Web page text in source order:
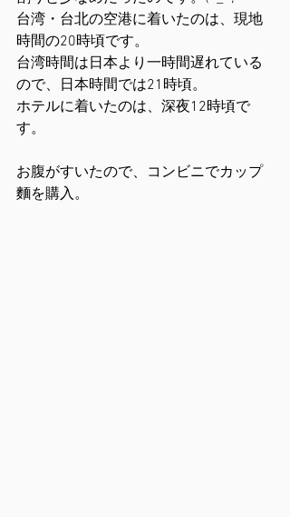
台湾・台北の空港に着いたのは、現地
時間の20時頃です。
台湾時間は日本より一時間遅れている
ので、日本時間では21時頃。
ホテルに着いたのは、深夜12時頃で
す。
お腹がすいたので、コンビニでカップ
麵を購入。